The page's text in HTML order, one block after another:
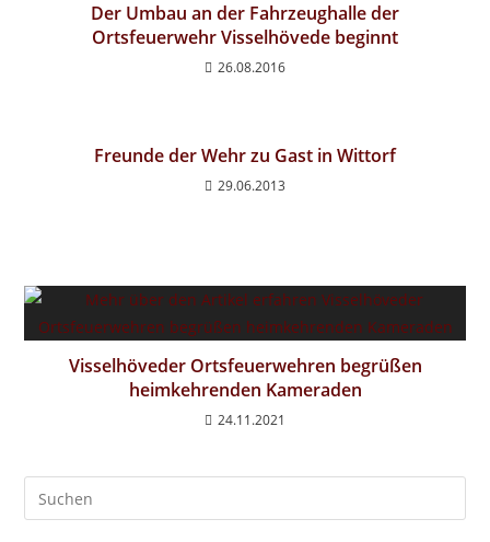
Der Umbau an der Fahrzeughalle der
Ortsfeuerwehr Visselhövede beginnt
26.08.2016
Freunde der Wehr zu Gast in Wittorf
29.06.2013
Visselhöveder Ortsfeuerwehren begrüßen
heimkehrenden Kameraden
24.11.2021